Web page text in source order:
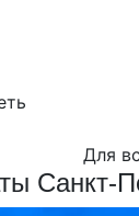
Для
Санкт-